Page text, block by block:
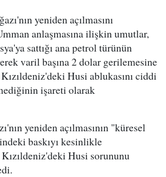
yeniden açılmasını
anlaşmasına ilişkin umutlar,
sattığı ana petrol türünün
varil başına 2 dolar gerilemesine
Husi ablukasını ciddi
işareti olarak
yeniden açılmasının "küresel
baskıyı kesinlikle
Husi sorununu